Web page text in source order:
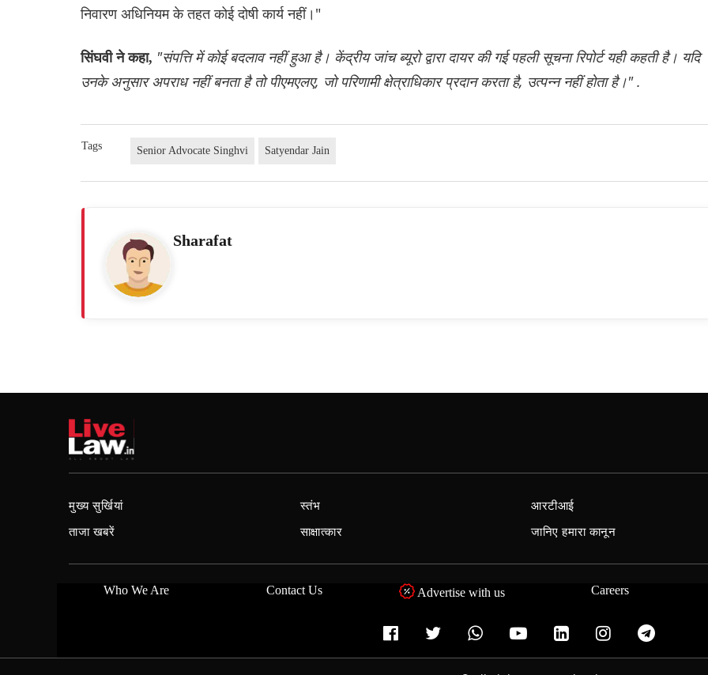
निवारण अधिनियम के तहत कोई दोषी कार्य नहीं।"
सिंघवी ने कहा, "संपत्ति में कोई बदलाव नहीं हुआ है। केंद्रीय जांच ब्यूरो द्वारा दायर की गई पहली सूचना रिपोर्ट यही कहती है। यदि
उनके अनुसार अपराध नहीं बनता है तो पीएमएलए, जो परिणामी क्षेत्राधिकार प्रदान करता है, उत्पन्न नहीं होता है।" .
Tags Senior Advocate Singhvi Satyendar Jain
Sharafat
मुख्य सुर्खियां
ताजा खबरें
स्तंभ
साक्षात्कार
आरटीआई
जानिए हमारा कानून
Who We Are Contact Us Advertise with us Careers